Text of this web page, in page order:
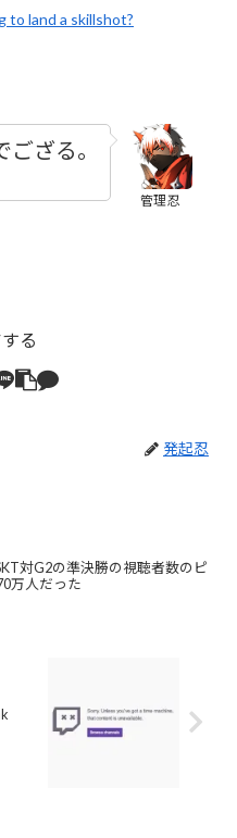
to land a skillshot?
管理忍
ざる。
る
発起忍
対G2の準決勝の視聴者数のピ
万人だった